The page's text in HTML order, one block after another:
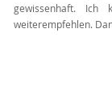
gewissenhaft. Ich
weiterempfehlen.